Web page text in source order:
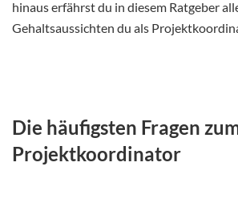
hinaus erfährst du in diesem Ratgeber
Gehaltsaussichten du als
Die häufigsten Fragen
Projektkoordinator